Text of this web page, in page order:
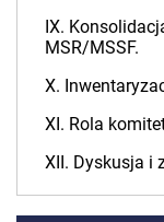
IX.
MSR/MSSF.
X.
XI. Rola
XII. Dyskusja i